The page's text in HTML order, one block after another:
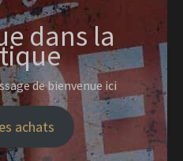
dans la
de bienvenue ici
achats